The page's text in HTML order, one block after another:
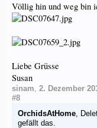
Völlig hin und weg bin
Liebe Grüsse
Susan
sinam, 2. Dezember
#8
OrchidsAtHome,
gefällt das.